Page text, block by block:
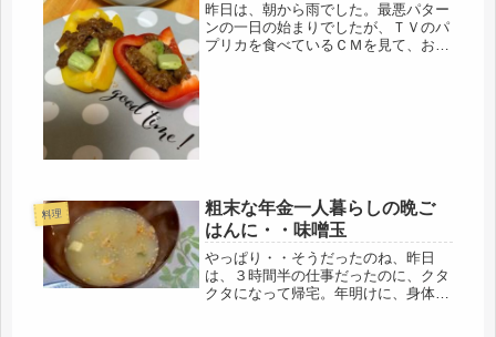
昨日は、朝から雨でした。最悪パター
ンの一日の始まりでしたが、ＴＶのパ
プリカを食べているＣＭを見て、おい
料理
粗末な年金一人暮らしの晩ご
はんに・・味噌玉
やっぱり・・そうだったのね、昨日
は、３時間半の仕事だったのに、クタ
クタになって帰宅。年明けに、身体が